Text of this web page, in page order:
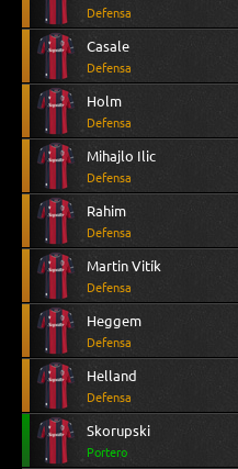
Defensa
Casale
Defensa
Holm
Defensa
Mihajlo Ilic
Defensa
Rahim
Defensa
Martin Vitík
Defensa
Heggem
Defensa
Helland
Defensa
Skorupski
Portero